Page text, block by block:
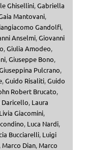
Ghisellini,Gabriella
Mantovani,
Gandolfi,
Anselmi,Giovanni
,Giulia Amodeo,
,Giuseppe Bono,
Pulcrano,
,Guido Risaliti,Guido
Robert Brucato,
Daricello, Laura
Livia Giacomini,
, Luca Nardi,
Bucciarelli, Luigi
, Marco Dian, Marco